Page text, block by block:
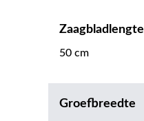
Zaagbladlengte
50 cm
Groefbreedte